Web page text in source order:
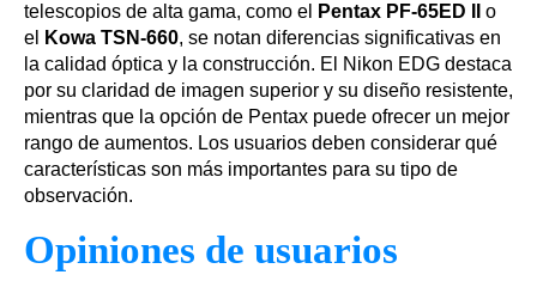
telescopios de alta gama, como el
Pentax PF-65ED II
o
el
Kowa TSN-660, se notan diferencias significativas en
la calidad óptica y la construcción. El Nikon EDG destaca
por su claridad de imagen superior y su diseño resistente,
mientras que la opción de Pentax puede ofrecer un mejor
rango de aumentos. Los usuarios deben considerar qué
características son más importantes para su tipo de
observación.
Opiniones de usuarios